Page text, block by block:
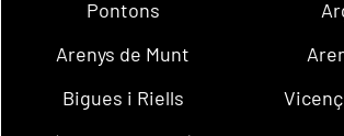
Pontons
Arenys de Munt
Bigues i Riells